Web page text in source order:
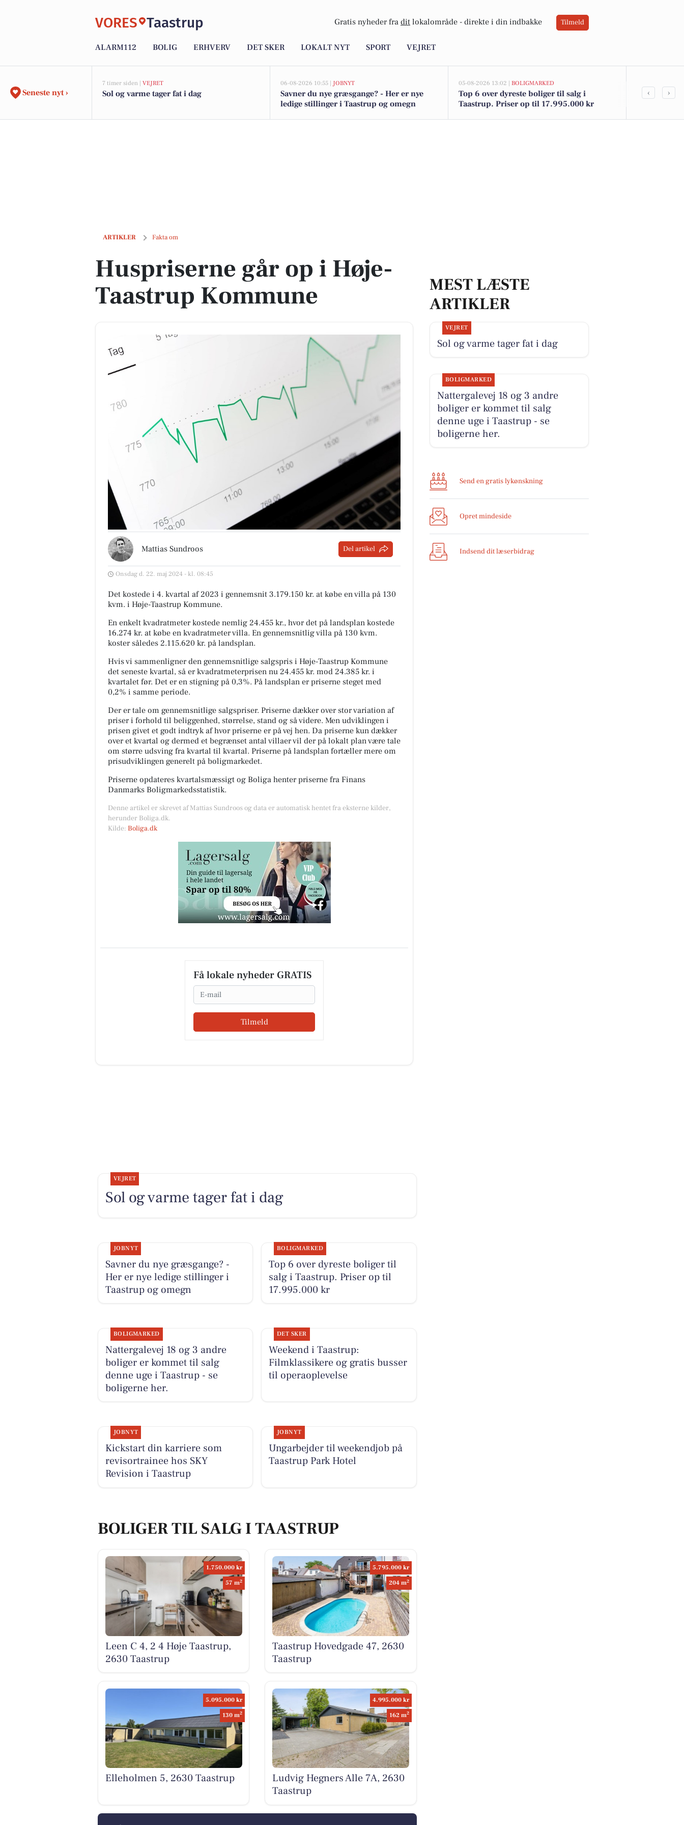
VORES Taastrup Gratis nyheder fra dit lokalområde - direkte i din indbakke Tilmeld
ALARM112 BOLIG ERHVERV DET SKER LOKALT NYT SPORT VEJRET
Seneste nyt ›
7 timer siden | VEJRET
Sol og varme tager fat i dag
06-08-2026 10:55 | JOBNYT
Savner du nye græsgange? - Her er nye
ledige stillinger i Taastrup og omegn
05-08-2026 13:02 | BOLIGMARKED
Top 6 over dyreste boliger til salg i
Taastrup. Priser op til 17.995.000 kr
‹ ›
ARTIKLER Fakta om
Huspriserne går op i Høje-Taastrup Kommune
Huspriserne går op i Høje-
Taastrup Kommune
Mattias Sundroos Del artikel
Onsdag d. 22. maj 2024 - kl. 08:45
Det kostede i 4. kvartal af 2023 i gennemsnit 3.179.150 kr. at købe en villa på 130
kvm. i Høje-Taastrup Kommune.
En enkelt kvadratmeter kostede nemlig 24.455 kr., hvor det på landsplan kostede
16.274 kr. at købe en kvadratmeter villa. En gennemsnitlig villa på 130 kvm.
koster således 2.115.620 kr. på landsplan.
Hvis vi sammenligner den gennemsnitlige salgspris i Høje-Taastrup Kommune
det seneste kvartal, så er kvadratmeterprisen nu 24.455 kr. mod 24.385 kr. i
kvartalet før. Det er en stigning på 0,3%. På landsplan er priserne steget med
0,2% i samme periode.
Der er tale om gennemsnitlige salgspriser. Priserne dækker over stor variation af
priser i forhold til beliggenhed, størrelse, stand og så videre. Men udviklingen i
prisen givet et godt indtryk af hvor priserne er på vej hen. Da priserne kun dækker
over et kvartal og dermed et begrænset antal villaer vil der på lokalt plan være tale
om større udsving fra kvartal til kvartal. Priserne på landsplan fortæller mere om
prisudviklingen generelt på boligmarkedet.
Priserne opdateres kvartalsmæssigt og Boliga henter priserne fra Finans
Danmarks Boligmarkedsstatistik.
Denne artikel er skrevet af Mattias Sundroos og data er automatisk hentet fra eksterne kilder,
herunder Boliga.dk.
Kilde: Boliga.dk
Få lokale nyheder GRATIS
Email
Tilmeld
MEST LÆSTE
ARTIKLER
VEJRET
Sol og varme tager fat i dag
BOLIGMARKED
Nattergalevej 18 og 3 andre
boliger er kommet til salg
denne uge i Taastrup - se
boligerne her.
Send en gratis lykønskning
Opret mindeside
Indsend dit læserbidrag
VEJRET
Sol og varme tager fat i dag
JOBNYT
Savner du nye græsgange? -
Her er nye ledige stillinger i
Taastrup og omegn
BOLIGMARKED
Top 6 over dyreste boliger til
salg i Taastrup. Priser op til
17.995.000 kr
BOLIGMARKED
Nattergalevej 18 og 3 andre
boliger er kommet til salg
denne uge i Taastrup - se
boligerne her.
DET SKER
Weekend i Taastrup:
Filmklassikere og gratis busser
til operaoplevelse
JOBNYT
Kickstart din karriere som
revisortrainee hos SKY
Revision i Taastrup
JOBNYT
Ungarbejder til weekendjob på
Taastrup Park Hotel
BOLIGER TIL SALG I TAASTRUP
1.750.000 kr
57 m2
Leen C 4, 2 4 Høje Taastrup,
2630 Taastrup
5.795.000 kr
204 m2
Taastrup Hovedgade 47, 2630
Taastrup
5.095.000 kr
130 m2
Elleholmen 5, 2630 Taastrup
4.995.000 kr
162 m2
Ludvig Hegners Alle 7A, 2630
Taastrup